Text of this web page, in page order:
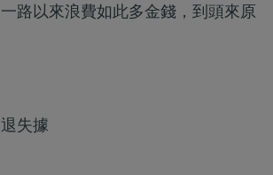
路以來浪費如此多金錢，到頭來原
失據